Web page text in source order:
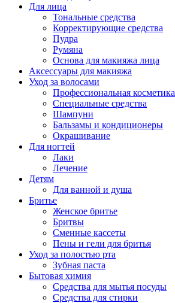
Для лица
Тональные средства
Корректирующие средства
Пудра
Румяна
Основа для макияжа лица
Аксессуары для макияжа
Уход за волосами
Профессиональная косметика
Специальные средства
Шампуни
Бальзамы и кондиционеры
Окрашивание
Для ногтей
Лаки
Лечение
Детям
Для ванной и душа
Бритье
Женское бритье
Бритвы
Сменные кассеты
Пены и гели для бритья
Уход за полостью рта
Зубная паста
Бытовая химия
Средства для мытья посуды
Средства для стирки